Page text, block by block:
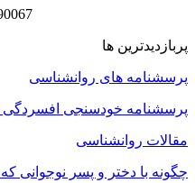
پربازدیدترین ها
پرسشنامه های روانشناسی
پرسشنامه خودسنجی افسردگی
مقالات روانشناسی
چگونه با دختر و پسر نوجوانی